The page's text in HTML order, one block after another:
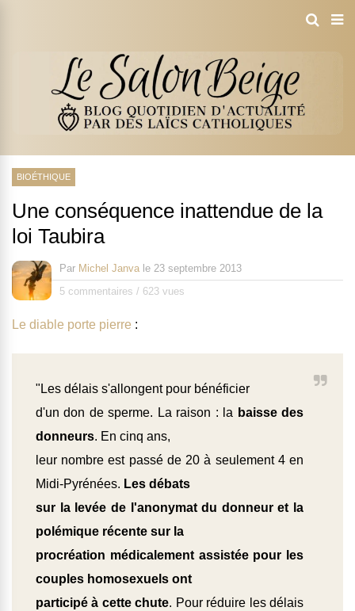
BIOÉTHIQUE
Une conséquence inattendue de la
loi Taubira
Par Michel Janva le 23 septembre 2013
5 commentaires / 623 vues
Le diable porte pierre :
"Les délais s'allongent pour bénéficier
d'un don de sperme. La raison : la baisse des
donneurs. En cinq ans,
leur nombre est passé de 20 à seulement 4 en
Midi-Pyrénées. Les débats
sur la levée de l'anonymat du donneur et la
polémique récente sur la
procréation médicalement assistée pour les
couples homosexuels ont
participé à cette chute. Pour réduire les délais